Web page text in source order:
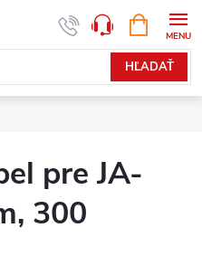
HĽADAŤ
KOŠÍK
pre JA-
300